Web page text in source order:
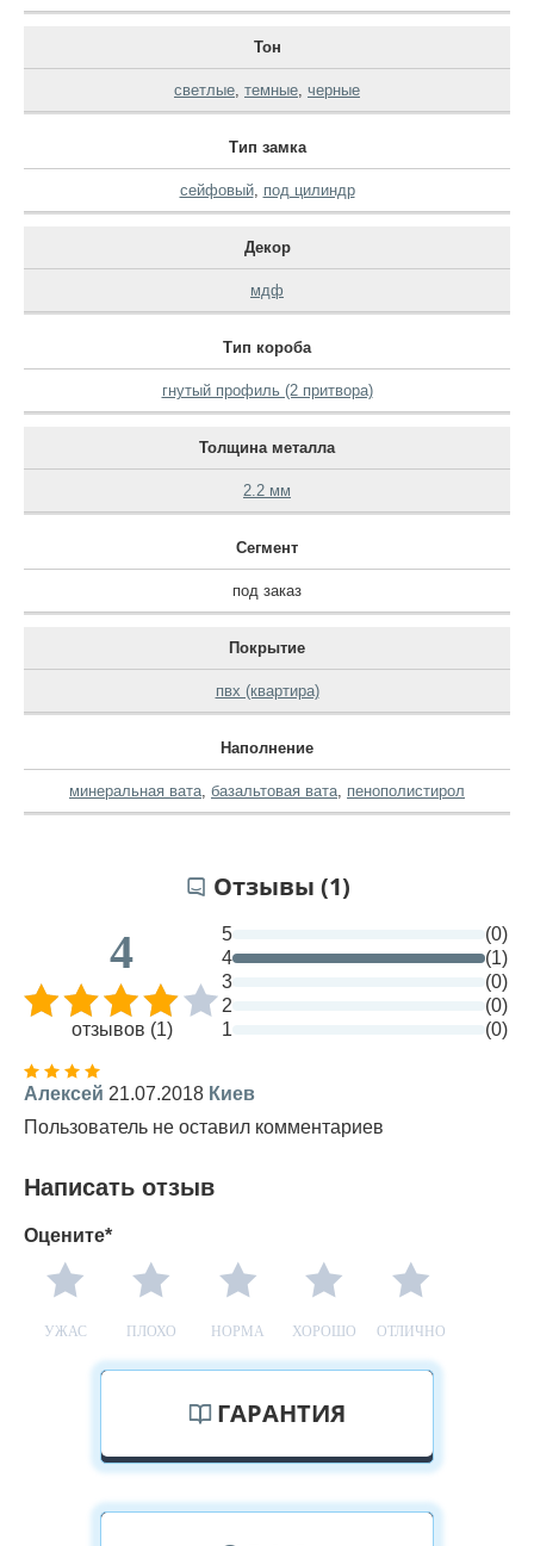
Тон
светлые, темные, черные
Тип замка
сейфовый, под цилиндр
Декор
мдф
Тип короба
гнутый профиль (2 притвора)
Толщина металла
2.2 мм
Сегмент
под заказ
Покрытие
пвх (квартира)
Наполнение
минеральная вата, базальтовая вата, пенополистирол
Отзывы (1)
4
отзывов (1)
5
(0)
4
(1)
3
(0)
2
(0)
1
(0)
Алексей 21.07.2018 Киев
Пользователь не оставил комментариев
Написать отзыв
Оцените*
УЖАС ПЛОХО НОРМА ХОРОШО ОТЛИЧНО
ГАРАНТИЯ